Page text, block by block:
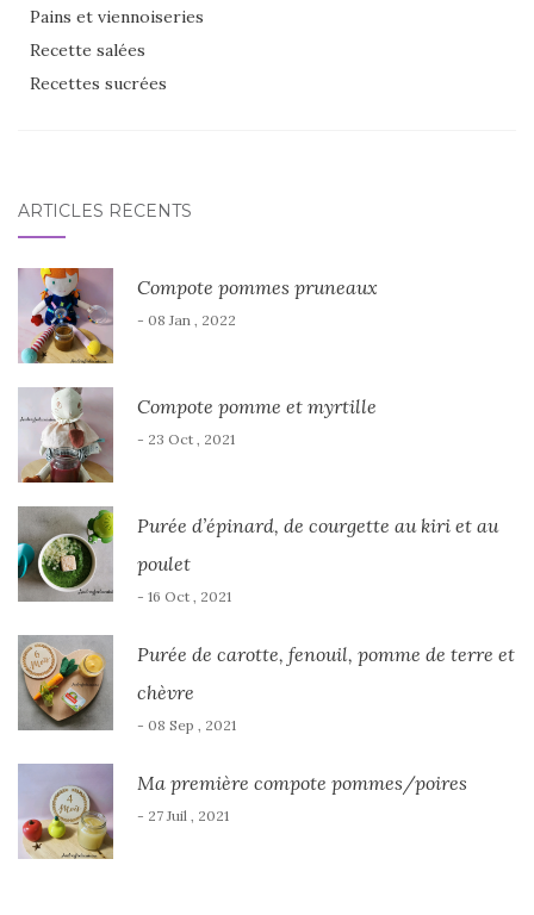
Pains et viennoiseries
Recette salées
Recettes sucrées
ARTICLES RÉCENTS
Compote pommes pruneaux
- 08 Jan , 2022
Compote pomme et myrtille
- 23 Oct , 2021
Purée d’épinard, de courgette au kiri et au
poulet
- 16 Oct , 2021
Purée de carotte, fenouil, pomme de terre et
chèvre
- 08 Sep , 2021
Ma première compote pommes/poires
- 27 Juil , 2021